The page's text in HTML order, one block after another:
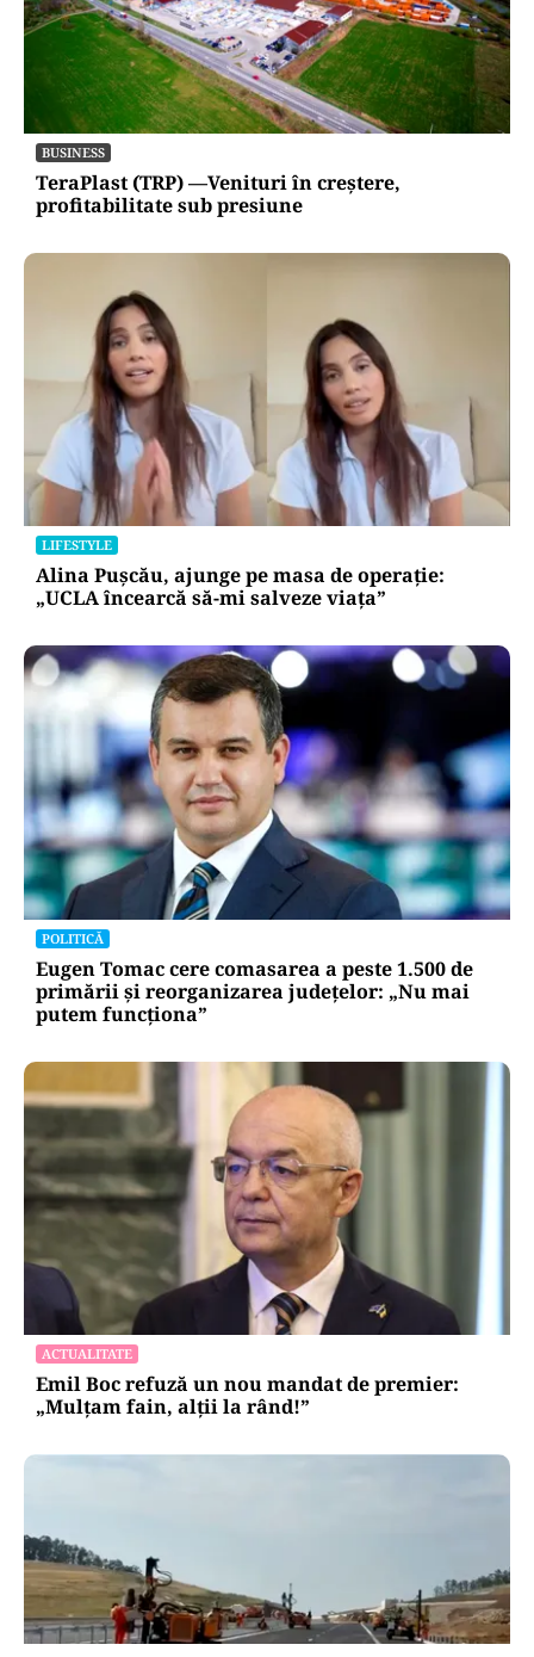
BUSINESS
TeraPlast (TRP) —Venituri în creștere,
profitabilitate sub presiune
LIFESTYLE
Alina Pușcău, ajunge pe masa de operație:
„UCLA încearcă să-mi salveze viața”
POLITICĂ
Eugen Tomac cere comasarea a peste 1.500 de
primării și reorganizarea județelor: „Nu mai
putem funcționa”
ACTUALITATE
Emil Boc refuză un nou mandat de premier:
„Mulțam fain, alții la rând!”